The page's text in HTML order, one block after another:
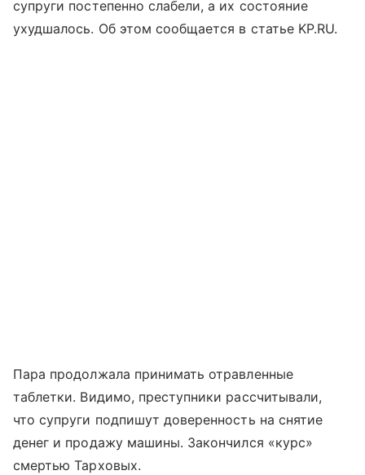
супруги постепенно слабели, а их состояние
ухудшалось. Об этом сообщается в статье KP.RU.
Пара продолжала принимать отравленные
таблетки. Видимо, преступники рассчитывали,
что супруги подпишут доверенность на снятие
денег и продажу машины. Закончился «курс»
смертью Тарховых.